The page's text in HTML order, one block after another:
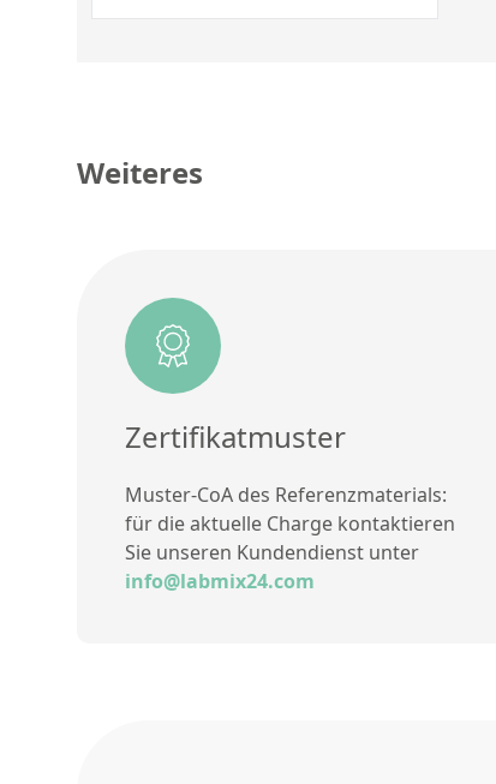
Weiteres
Zertifikatmuster
Muster-CoA des Referenzmaterials:
für die aktuelle Charge kontaktieren
Sie unseren Kundendienst unter
info@labmix24.com